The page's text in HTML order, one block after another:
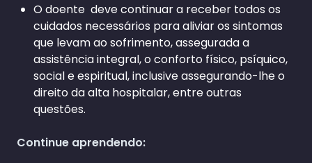
O doente deve continuar a receber todos os
cuidados necessários para aliviar os sintomas
que levam ao sofrimento, assegurada a
assistência integral, o conforto físico, psíquico,
social e espiritual, inclusive assegurando-lhe o
direito da alta hospitalar, entre outras
questões.
Continue aprendendo: